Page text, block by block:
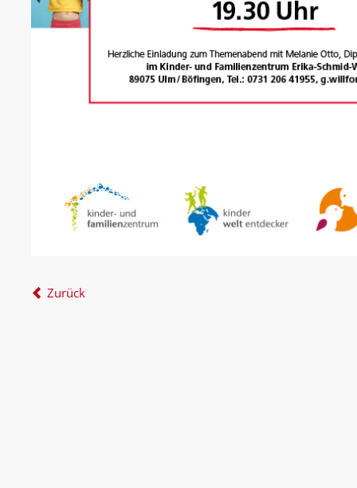
Zurück